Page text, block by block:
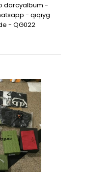
darcyalbum -
- qiqiyg
- QG022